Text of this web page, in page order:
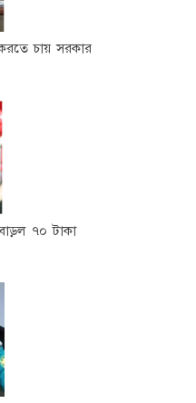
চায় সরকার
৭০ টাকা